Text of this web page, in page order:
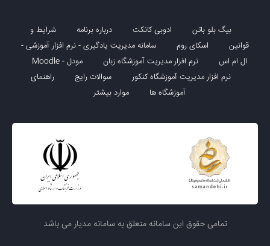
بیگ بلو باتن ادوبی کانکت درباره برنامه
شرایط و
قوانین
اسکای روم
سامانه مدیریت یادگیری - نرم افزار آموزشی -
ال ام اس
نرم افزار مدیریت آموزشگاه زبان
مودل - Moodle
نرم افزار مدیریت آموزشگاه کنکور
سوالات رایج
راهنمای
آموزشگاه ها
موارد بیشتر
تمامی حقوق این سامانه متعلق به سامانه مدیار می باشد